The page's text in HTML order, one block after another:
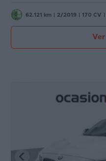
62.121 km 2/2019 170 CV